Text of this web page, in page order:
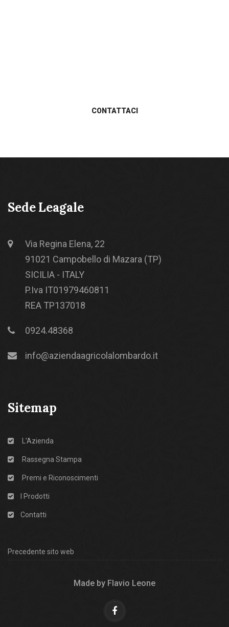
CONTATTACI
Sede Leagale
Via Regina Elena, 22
91021 Campobello di Mazara (TP)
SICILIA - ITALY
P.Iva IT01979460811
REA TP137018
0924.48368
info@aziendaagricolalombardo.it
Sitemap
L'Azienda
Rassegna Stampa
Premi e Riconoscimenti
I Prodotti
Contatti
Precedente sito web
Made by Flavio Leone